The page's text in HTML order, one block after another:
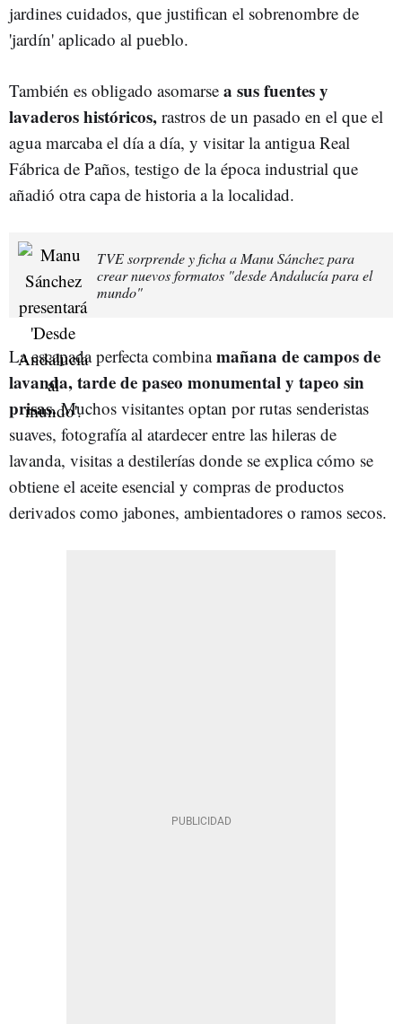
jardines cuidados, que justifican el sobrenombre de
'jardín' aplicado al pueblo.
También es obligado asomarse a sus fuentes y
lavaderos históricos, rastros de un pasado en el que el
agua marcaba el día a día, y visitar la antigua Real
Fábrica de Paños, testigo de la época industrial que
añadió otra capa de historia a la localidad.
TVE sorprende y ficha a Manu Sánchez para
crear nuevos formatos "desde Andalucía para el
mundo"
La escapada perfecta combinamañana de campos de
lavanda, tarde de paseo monumental y tapeo sin
prisas.Muchos visitantes optan por rutas senderistas
suaves, fotografía al atardecer entre las hileras de
lavanda, visitas a destilerías donde se explica cómo se
obtiene el aceite esencial y compras de productos
derivados como jabones, ambientadores o ramos secos.